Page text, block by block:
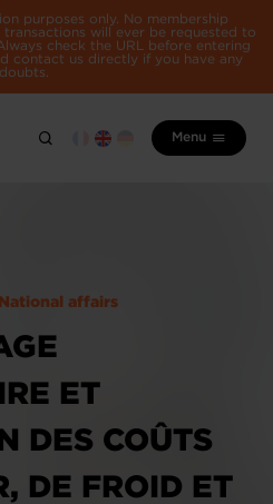
purposes only. No membership
will ever be requested to
check the URL before entering
contact us directly if you have any
doubts.
Menu
National affairs
ET
DES COÛTS
DE FROID ET